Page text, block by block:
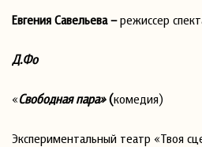
Евгения Савельева –режиссер
Д.Фо
«Свободная пара»(комедия)
Экспериментальный театр «Твоя